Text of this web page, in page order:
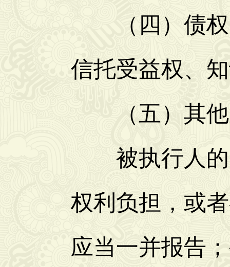
（四）债权
信托受益权、
（五）其他
被执行人的
权利负担，或
应当一并报告